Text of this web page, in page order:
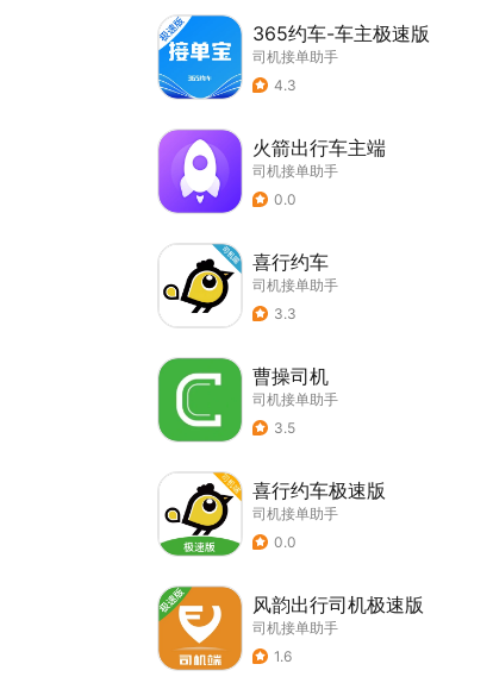
365约车-车主极速版
司机接单助手
4.3
火箭出行车主端
司机接单助手
0.0
喜行约车
司机接单助手
3.3
曹操司机
司机接单助手
3.5
喜行约车极速版
司机接单助手
0.0
风韵出行司机极速版
司机接单助手
1.6